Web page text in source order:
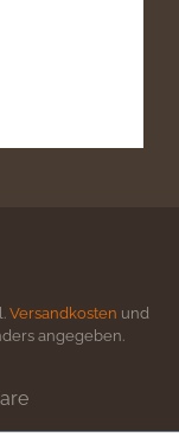
Versandkosten und
angegeben.